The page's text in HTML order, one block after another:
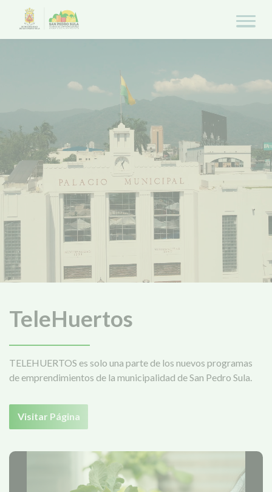
TeleHuertos
TELEHUERTOS es solo una parte de los nuevos programas
de emprendimientos de la municipalidad de San Pedro Sula.
Visitar Página